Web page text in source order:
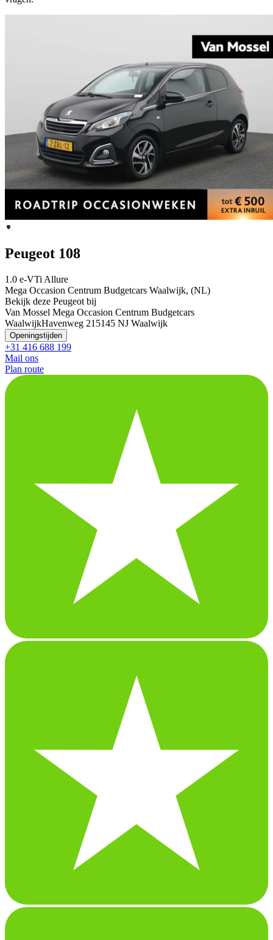
Peugeot 108
1.0 e-VTi Allure
Mega Occasion Centrum Budgetcars Waalwijk, (NL)
Bekijk deze Peugeot bij
Van Mossel Mega Occasion Centrum Budgetcars
WaalwijkHavenweg 21 5145 NJ Waalwijk
Openingstijden
+31 416 688 199
Mail ons
Plan route